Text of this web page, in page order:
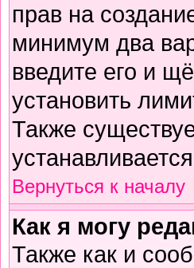
прав на
минимум два
введите его и
установить
Также
Вернуться к началу
Как я могу
Также как и